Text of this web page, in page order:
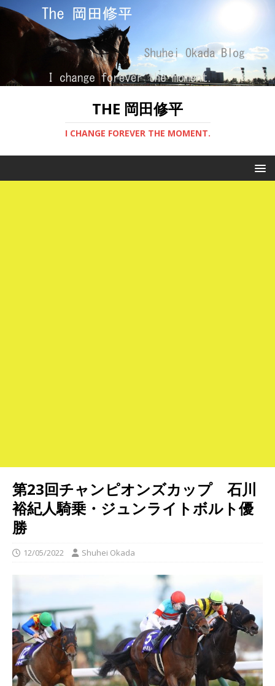
THE 岡田修平
I CHANGE FOREVER THE MOMENT.
第23回チャンピオンズカップ 石川
裕紀人騎乗・ジュンライトボルト優
勝
12/05/2022 Shuhei Okada